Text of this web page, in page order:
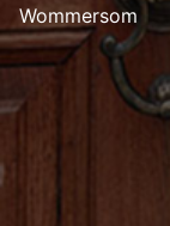
Wommersom